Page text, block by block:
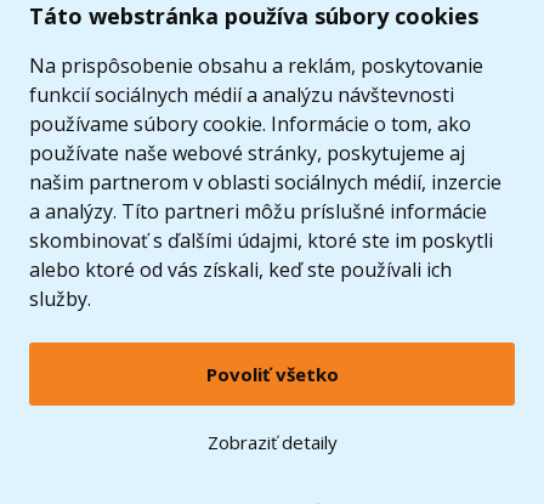
Táto webstránka používa súbory cookies
Na prispôsobenie obsahu a reklám, poskytovanie
funkcií sociálnych médií a analýzu návštevnosti
používame súbory cookie. Informácie o tom, ako
používate naše webové stránky, poskytujeme aj
našim partnerom v oblasti sociálnych médií, inzercie
a analýzy. Títo partneri môžu príslušné informácie
skombinovať s ďalšími údajmi, ktoré ste im poskytli
alebo ktoré od vás získali, keď ste používali ich
služby.
Povoliť všetko
Zobraziť detaily
LEGO, logo LEGO a minifigúrka sú ochrannými známkami spoločnosti LEGO Group. ©
2024 The LEGO Group.